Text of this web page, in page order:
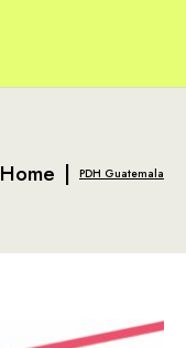
Home | PDH Guatemala